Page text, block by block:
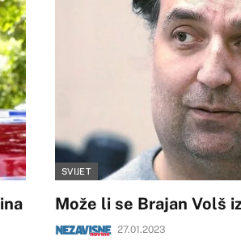
SVIJET
Može li se Brajan Volš
27.01.2023